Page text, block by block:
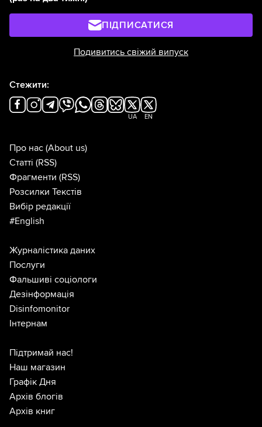
ПІДПИСАТИСЯ
Подивитись свіжий випуск
Стежити:
UA EN
Про нас (About us)
Статті (RSS)
Фрагменти (RSS)
Розсилки Текстів
Вибір редакції
#English
Журналістика даних
Послуги
Фальшиві соціологи
Дезінформація
Disinfomonitor
Інтернам
Підтримай нас!
Наш магазин
Графік Дня
Архів блогів
Архів книг